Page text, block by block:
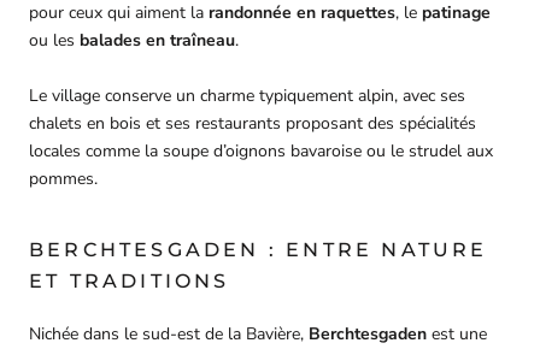
pour ceux qui aiment la randonnée en raquettes, le patinage
ou les balades en traîneau.
Le village conserve un charme typiquement alpin, avec ses
chalets en bois et ses restaurants proposant des spécialités
locales comme la soupe d’oignons bavaroise ou le strudel aux
pommes.
BERCHTESGADEN : ENTRE NATURE
ET TRADITIONS
Nichée dans le sud-est de la Bavière, Berchtesgaden est une